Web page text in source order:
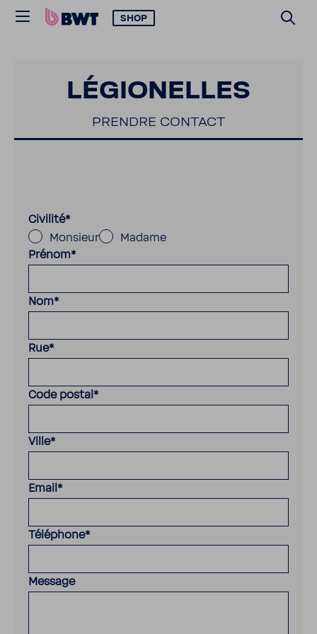
SHOP
LÉGIO­NELLES
PRENDRE CONTACT
Civilité*
Monsieur
Madame
Prénom*
Nom*
Rue*
Code postal *
Ville*
Email *
Téléphone*
Message